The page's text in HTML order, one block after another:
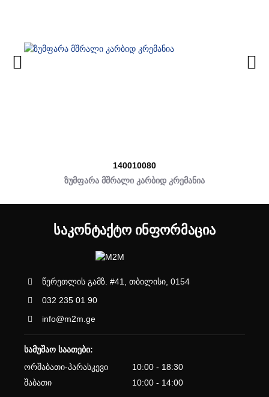
140010080
ზუმფარა მშრალი კარბიდ კრემანია
ᲡᲐᲙᲝᲜᲢᲐᲥᲢᲝ ᲘᲜᲤᲝᲠᲛᲐᲪᲘᲐ
წერეთლის გამზ. #41, თბილისი, 0154
032 235 01 90
info@m2m.ge
სამუშაო საათები:
ორშაბათი-პარასკევი
10:00 - 18:30
შაბათი
10:00 - 14:00